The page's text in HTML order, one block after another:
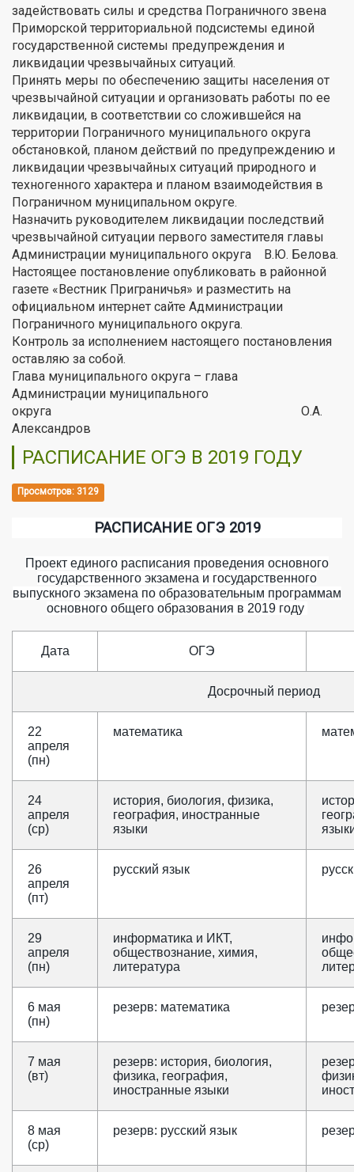
задействовать силы и средства Пограничного звена
Приморской территориальной подсистемы единой
государственной системы предупреждения и
ликвидации чрезвычайных ситуаций.
Принять меры по обеспечению защиты населения от
чрезвычайной ситуации и организовать работы по ее
ликвидации, в соответствии со сложившейся на
территории Пограничного муниципального округа
обстановкой, планом действий по предупреждению и
ликвидации чрезвычайных ситуаций природного и
техногенного характера и планом взаимодействия в
Пограничном муниципальном округе.
Назначить руководителем ликвидации последствий
чрезвычайной ситуации первого заместителя главы
Администрации муниципального округа В.Ю. Белова.
Настоящее постановление опубликовать в районной
газете «Вестник Приграничья» и разместить на
официальном интернет сайте Администрации
Пограничного муниципального округа.
Контроль за исполнением настоящего постановления
оставляю за собой.
Глава муниципального округа – глава
Администрации муниципального
округа О.А.
Александров
РАСПИСАНИЕ ОГЭ В 2019 ГОДУ
Просмотров: 3129
РАСПИСАНИЕ ОГЭ 2019
Проект единого расписания проведения основного
государственного экзамена и государственного
выпускного экзамена по образовательным программам
основного общего образования в 2019 году
Дата ОГЭ
Досрочный период
22
апреля
(пн)
математика
24
апреля
(ср)
история, биология, физика,
география, иностранные
языки
26
апреля
(пт)
русский язык
29
апреля
(пн)
информатика и ИКТ,
обществознание, химия,
литература
6 мая
(пн)
резерв: математика
7 мая
(вт)
резерв: история, биология,
физика, география,
иностранные языки
8 мая
(ср)
резерв: русский язык